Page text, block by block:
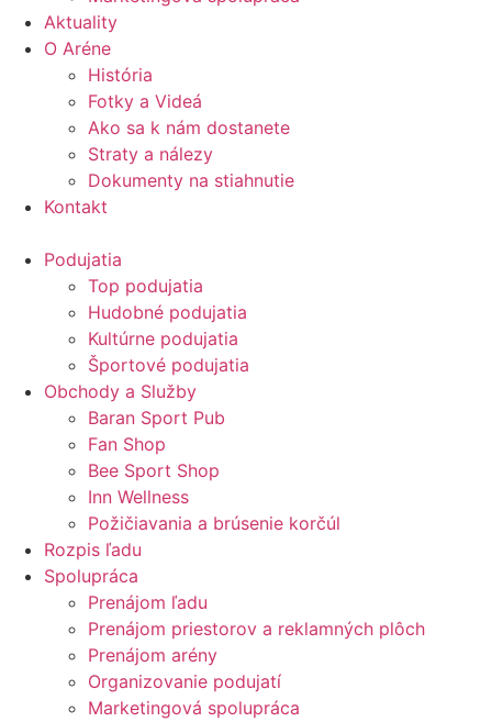
Aktuality
O Aréne
História
Fotky a Videá
Ako sa k nám dostanete
Straty a nálezy
Dokumenty na stiahnutie
Kontakt
Podujatia
Top podujatia
Hudobné podujatia
Kultúrne podujatia
Športové podujatia
Obchody a Služby
Baran Sport Pub
Fan Shop
Bee Sport Shop
Inn Wellness
Požičiavania a brúsenie korčúl
Rozpis ľadu
Spolupráca
Prenájom ľadu
Prenájom priestorov a reklamných plôch
Prenájom arény
Organizovanie podujatí
Marketingová spolupráca